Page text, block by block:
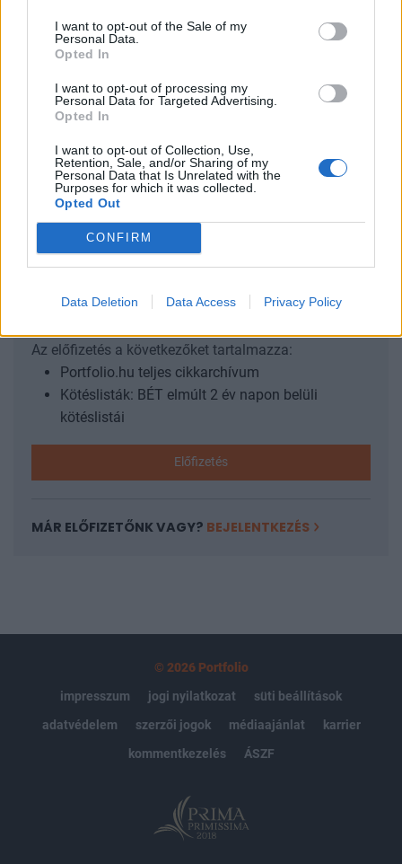
I want to opt-out of the Sale of my
Personal Data.
Opted In
I want to opt-out of processing my
Personal Data for Targeted Advertising.
Opted In
I want to opt-out of Collection, Use,
Retention, Sale, and/or Sharing of my
Personal Data that Is Unrelated with the
Purposes for which it was collected.
Opted Out
CONFIRM
Data Deletion Data Access Privacy Policy
megteremteni a gazdaságpolitikai ágak közötti
összhangot.
2023. március 09. 12:03 Megosztás Amit vállal Orbán
Viktor a vállalkozók felé A vállalkozók felé a következő
háborúból ki fog maradni az ország, pedig a nyomás nagy
a szankciókat sikeresen vétózza...
KEDVES OLVASÓNK!
A keresett cikk a portfolio.hu hírarchívumához
tartozik, melynek olvasása előfizetéses
Az előfizetés a következőket tartalmazza:
Portfolio.hu teljes cikkarchívum
Kötéslisták: BÉT elmúlt 2 év napon belüli
kötéslistái
Előfizetés
MÁR ELŐFIZETŐNK VAGY? BEJELENTKEZÉS
© 2026 Portfolio
impresszum
jogi nyilatkozat
süti beállítások
adatvédelem
szerzői jogok médiaajánlat
karrier
kommentkezelés
ÁSZF